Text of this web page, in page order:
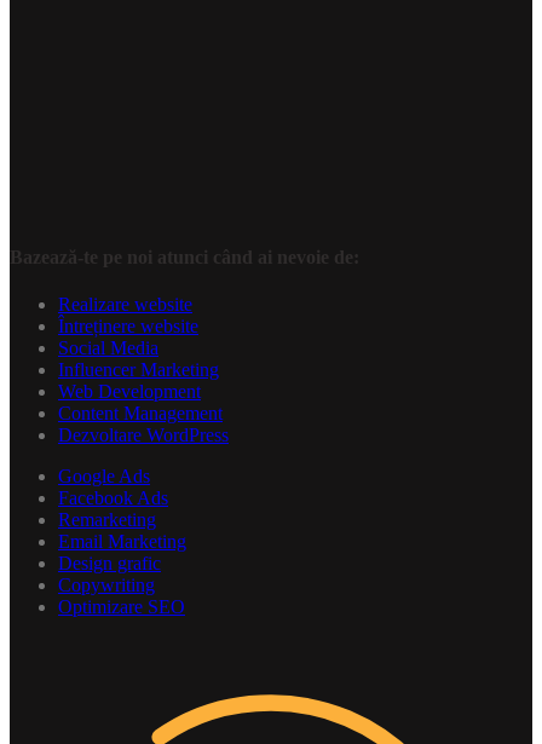
Bazează-te pe noi atunci când ai nevoie de:
Realizare website
Întreținere website
Social Media
Influencer Marketing
Web Development
Content Management
Dezvoltare WordPress
Google Ads
Facebook Ads
Remarketing
Email Marketing
Design grafic
Copywriting
Optimizare SEO